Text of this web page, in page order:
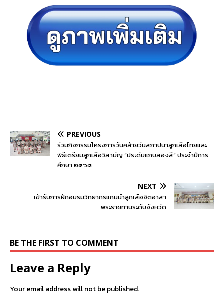
PREVIOUS
ร่วมกิจกรรมโครงการวันคล้ายวันสถาปนาลูกเสือไทยและ
พิธีเตรียมลูกเสือวิสามัญ “ประดับแถบสองสี” ประจำปีการ
ศึกษา ๒๕๖๘
NEXT
เข้ารับการฝึกอบรมวิทยากรแกนนำลูกเสือจิตอาสา
พระราชทานระดับจังหวัด
BE THE FIRST TO COMMENT
Leave a Reply
Your email address will not be published.